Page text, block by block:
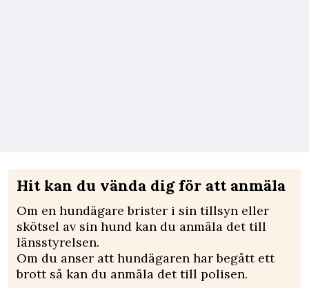
Hit kan du vända dig för att anmäla
Om en hundägare brister i sin tillsyn eller
skötsel av sin hund kan du anmäla det till
länsstyrelsen.
Om du anser att hundägaren har begått ett
brott så kan du anmäla det till polisen.